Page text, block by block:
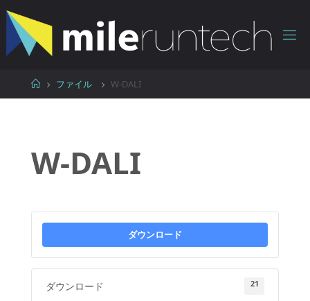
コ
ン
ホ
ー
ファイル W-DALI
W-DALI
ダウンロード
ダウンロード 21